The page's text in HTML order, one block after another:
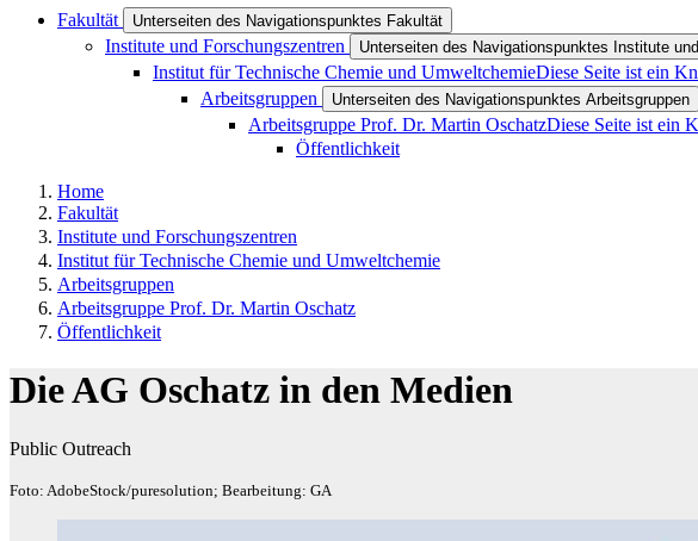
Fakultät Unterseiten des Navigationspunktes Fakultät
Institute und Forschungszentren Unterseiten des Navigationspunktes Institute
Institut für Technische Chemie und UmweltchemieDiese Seite ist ein
Arbeitsgruppen Unterseiten des Navigationspunktes Arbeitsgruppen
Arbeitsgruppe Prof. Dr. Martin OschatzDiese Seite ist ein
Öffentlichkeit
Home
Fakultät
Institute und Forschungszentren
Institut für Technische Chemie und Umweltchemie
Arbeitsgruppen
Arbeitsgruppe Prof. Dr. Martin Oschatz
Öffentlichkeit
Die AG Oschatz in den Medien
Public Outreach
Foto: AdobeStock/puresolution; Bearbeitung: GA